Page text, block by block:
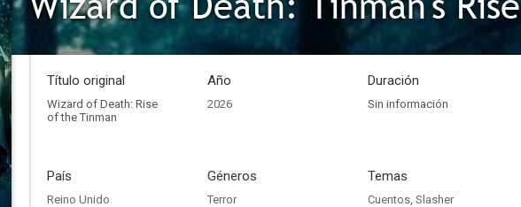
Título original
Wizard of Death: Rise
of the Tinman
Año
2026
Duración
Sin información
País
Reino Unido
Géneros
Terror
Temas
Cuentos, Slasher